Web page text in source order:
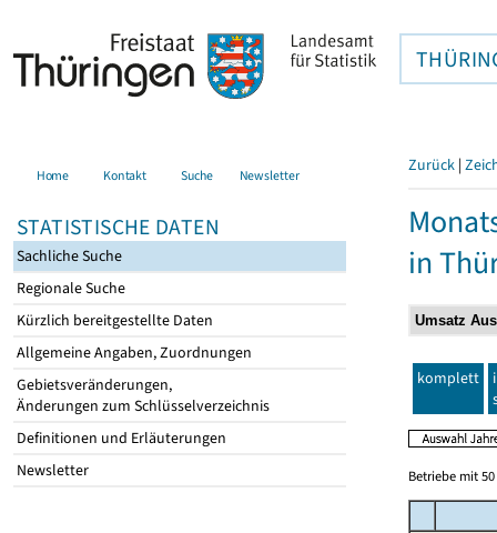
Home Kontakt Suche Newsletter
STATISTISCHE DATEN
Sachliche Suche
Regionale Suche
Kürzlich bereitgestellte Daten
Allgemeine Angaben, Zuordnungen
Gebietsveränderungen,
Änderungen zum Schlüsselverzeichnis
Definitionen und Erläuterungen
Newsletter
Zurück |
in
komplett
Betriebe mit